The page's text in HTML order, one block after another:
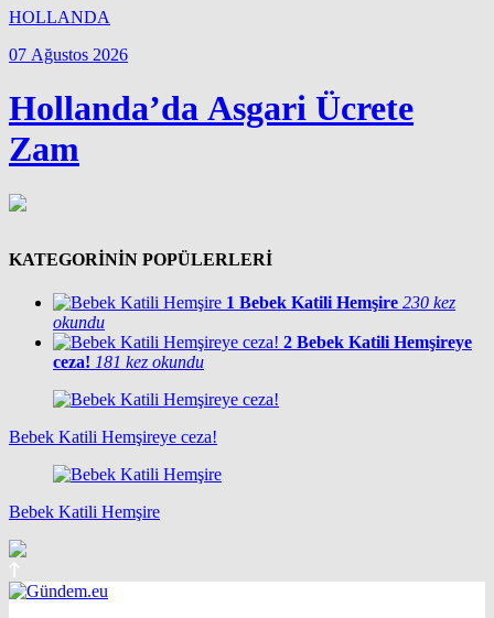
HOLLANDA
07 Ağustos 2026
Hollanda’da Asgari Ücrete
Zam
KATEGORİNİN POPÜLERLERİ
1 Bebek Katili Hemşire 230 kez
okundu
2 Bebek Katili Hemşireye
ceza! 181 kez okundu
Bebek Katili Hemşireye ceza!
Bebek Katili Hemşire